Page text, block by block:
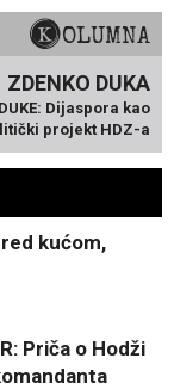
KOLUMNA
ZDENKO DUKA
Dijaspora kao
projekt HDZ-a
kućom,
Priča o Hodži